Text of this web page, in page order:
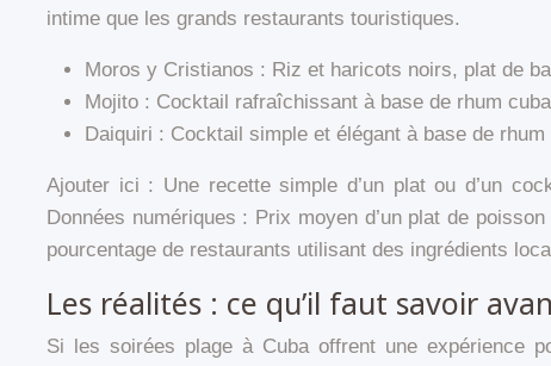
intime que les grands restaurants touristiques.
Moros y Cristianos : Riz et haricots noirs, plat de
Mojito : Cocktail rafraîchissant à base de rhum
Daiquiri : Cocktail simple et élégant à base de
Ajouter ici : Une recette simple d’un plat ou d’un
Données numériques : Prix moyen d’un plat de
pourcentage de restaurants utilisant des ingrédients
Les réalités : ce qu’il faut savoir
Si les soirées plage à Cuba offrent une expérience